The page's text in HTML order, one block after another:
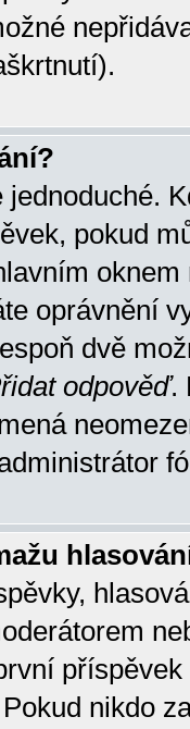
pokud
oknem
oprávnění
dvě
odpověď.
nikdo